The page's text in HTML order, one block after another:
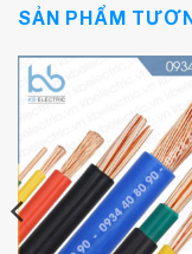
SẢN PHẨM